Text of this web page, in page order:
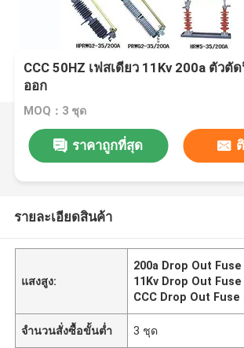
CCC 50HZ เฟสเดียว 11Kv 200a ตัวตั
ออก
MOQ：3 ชุด
ราคาถูกที่สุด
รายละเอียดสินค้า
แสงสูง:
200a Drop Out
11Kv Drop Out
CCC Drop Out
จำนวนสั่งซื้อขั้นต่ำ 3 ชุด